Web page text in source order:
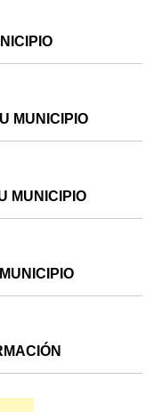
MUNICIPIO
MUNICIPIO